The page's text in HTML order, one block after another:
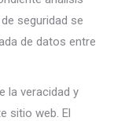
seguridad se
de datos entre
la veracidad y
sitio web. El